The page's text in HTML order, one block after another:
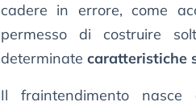
cadere in errore, come
permesso di costruire
determinate caratteristiche
Il fraintendimento